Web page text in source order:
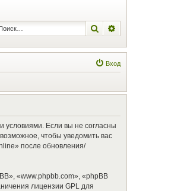
Поиск
Вход
Если вы не согласны
чтобы уведомить вас
после обновления/
«www.phpbb.com», «phpBB
лицензии GPL для